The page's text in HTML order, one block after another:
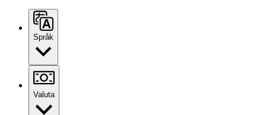
Språk
Valuta